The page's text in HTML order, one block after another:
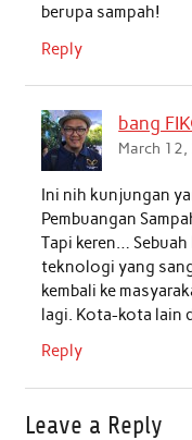
berupa sampah!
Reply
bang
March
Ini nih kunjungan
Pembuangan
Tapi keren…
teknologi yang
kembali ke
lagi. Kota-kota lain
Reply
Leave a Reply